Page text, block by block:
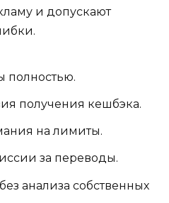
и допускают
полностью.
получения кешбэка.
на лимиты.
за переводы.
анализа собственных